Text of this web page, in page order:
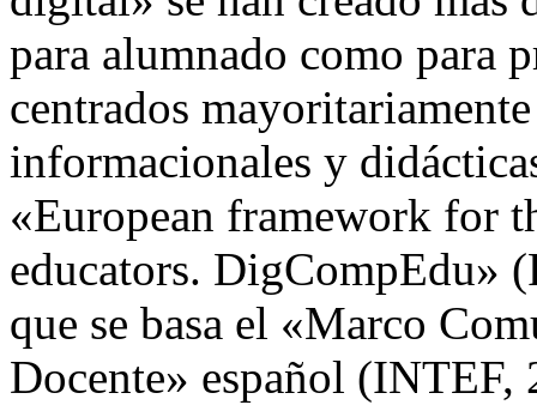
para alumnado como para
centrados
informacionales y
«European framework for
educators. DigCompEdu»
que se basa el «Marco
Docente» español (INTEF,